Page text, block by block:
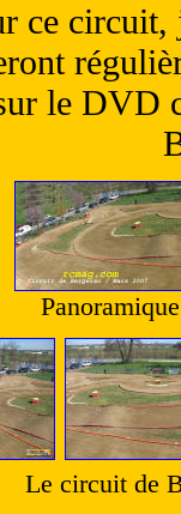
ce
le DVD
Le circuit de